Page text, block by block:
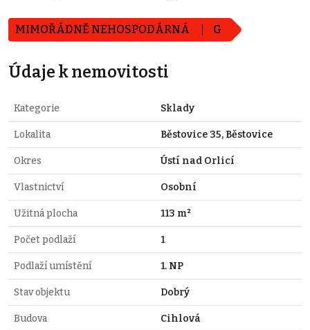
MIMOŘÁDNĚ NEHOSPODÁRNÁ G
Údaje k nemovitosti
Kategorie Sklady
Lokalita Běstovice 35, Běstovice
Okres Ústí nad Orlicí
Vlastnictví Osobní
Užitná plocha 113 m²
Počet podlaží 1
Podlaží umístění 1. NP
Stav objektu Dobrý
Budova Cihlová